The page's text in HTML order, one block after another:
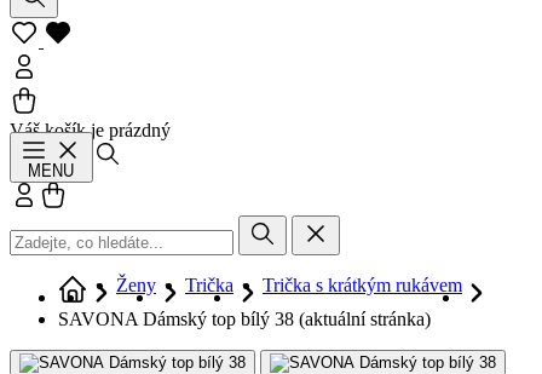
Váš košík je prázdný
MENU
Přihlásit se
Ženy Trička
Trička s krátkým rukávem
SAVONA Dámský top bílý 38 (aktuální stránka)